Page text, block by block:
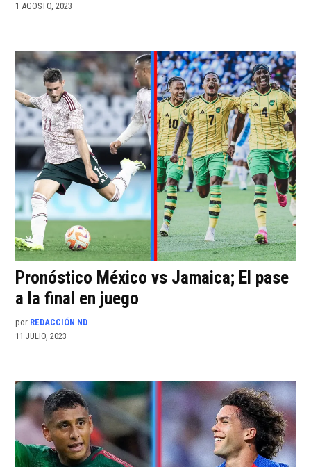
1 AGOSTO, 2023
Pronóstico México vs Jamaica; El pase
a la final en juego
por REDACCIÓN ND
11 JULIO, 2023